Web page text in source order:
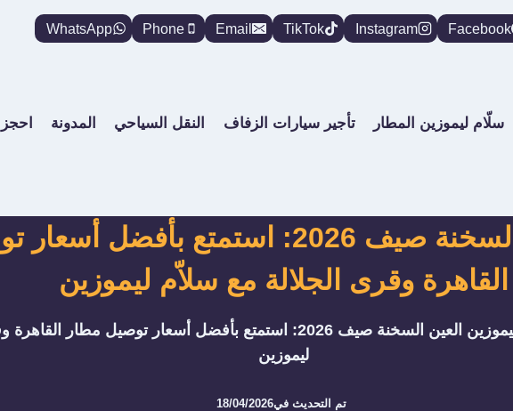
Facebook
Instagram
TikTok
Email
Phone
WhatsApp
سلّام ليموزين المطار تأجير سيارات الزفاف النقل السياحي المدونة احجز
ليموزين العين السخنة صيف 2026: استمتع
القاهرة وقرى الجلالة مع سلاّم ليموزين
ليموزين العين السخنة صيف 2026: استمتع بأفضل أسعار توصيل مطار
ليموزين
تم التحديث في18/04/2026